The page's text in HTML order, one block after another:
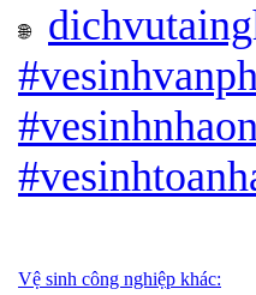
Vệ sinh công nghiệp khác: